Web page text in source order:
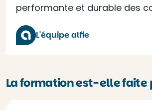
performante et durable des
L'équipe alfie
La formation est-elle faite